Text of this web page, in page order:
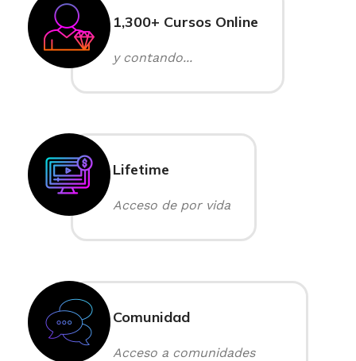
1,300+ Cursos Online
y contando...
Lifetime
Acceso de por vida
Comunidad
Acceso a comunidades